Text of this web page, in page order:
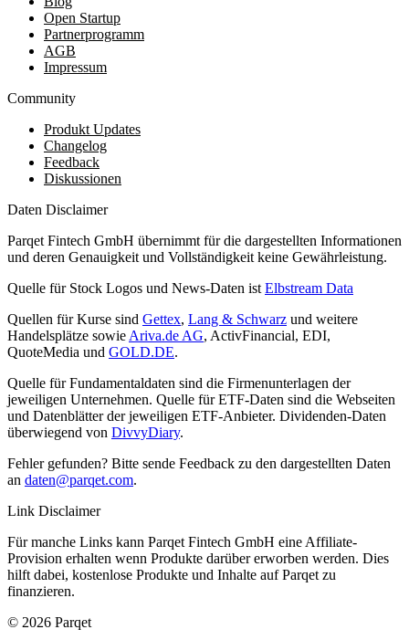
Open Startup
Partnerprogramm
AGB
Impressum
Community
Produkt Updates
Changelog
Feedback
Diskussionen
Daten Disclaimer
Parqet Fintech GmbH übernimmt für die dargestellten Informationen
und deren Genauigkeit und Vollständigkeit keine Gewährleistung.
Quelle für Stock Logos und News-Daten istElbstream Data
Quellen für Kurse sind Gettex, Lang & Schwarz und weitere
Handelsplätze sowieAriva.de AG, ActivFinancial, EDI,
QuoteMedia und GOLD.DE.
Quelle für Fundamentaldaten sind die Firmenunterlagen der
jeweiligen Unternehmen. Quelle für ETF-Daten sind die Webseiten
und Datenblätter der jeweiligen ETF-Anbieter. Dividenden-Daten
überwiegend von DivvyDiary.
Fehler gefunden? Bitte sende Feedback zu den dargestellten Daten
an daten@parqet.com.
Link Disclaimer
Für manche Links kann Parqet Fintech GmbH eine Affiliate-
Provision erhalten wenn Produkte darüber erworben werden. Dies
hilft dabei, kostenlose Produkte und Inhalte auf Parqet zu
finanzieren.
© 2026 Parqet